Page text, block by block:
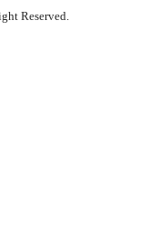
Reserved.